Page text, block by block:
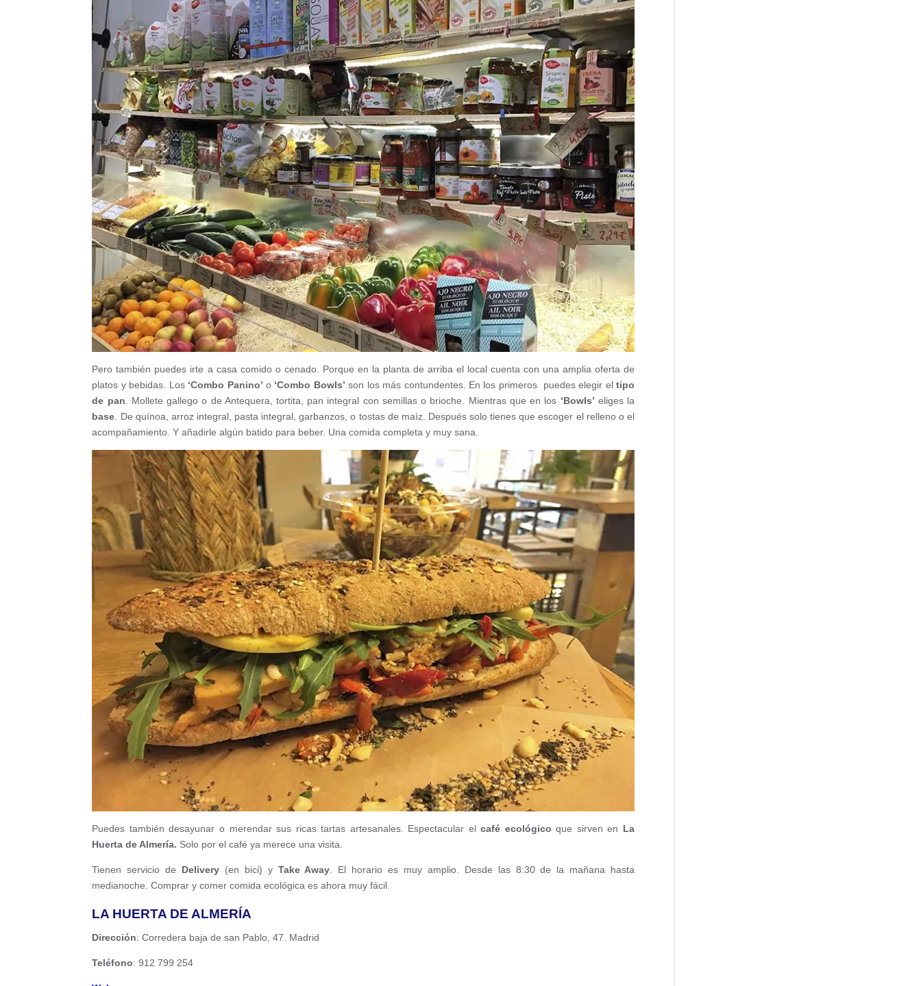
Pero también puedes irte a casa comido o cenado. Porque en la planta de arriba el local cuenta con una amplia oferta de
platos y bebidas. Los ‘Combo Panino’ o ‘Combo Bowls’ son los más contundentes. En los primeros puedes elegir eltipo
de pan. Mollete gallego o de Antequera, tortita, pan integral con semillas o brioche. Mientras que en los ‘Bowls’ eliges la
base. De quínoa, arroz integral, pasta integral, garbanzos, o tostas de maíz. Después solo tienes que escoger el relleno o el
acompañamiento. Y añadirle algún batido para beber. Una comida completa y muy sana.
Puedes también desayunar o merendar sus ricas tartas artesanales. Espectacular elcafé ecológico que sirven en La
Huerta de Almería. Solo por el café ya merece una visita.
Tienen servicio de Delivery (en bici) y Take Away . El horario es muy amplio. Desde las 8:30 de la mañana hasta
medianoche. Comprar y comer comida ecológica es ahora muy fácil.
LA HUERTA DE ALMERÍA
Dirección: Corredera baja de san Pablo, 47. Madrid
Teléfono: 912 799 254